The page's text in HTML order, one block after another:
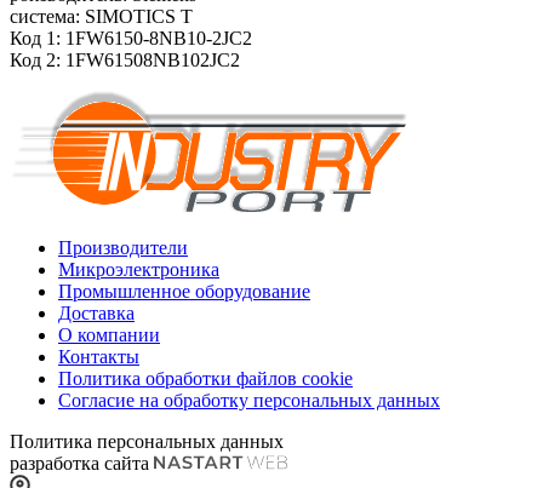
система: SIMOTICS T
Код 1: 1FW6150-8NB10-2JC2
Код 2: 1FW61508NB102JC2
Производители
Микроэлектроника
Промышленное оборудование
Доставка
О компании
Контакты
Политика обработки файлов cookie
Согласие на обработку персональных данных
Политика персональных данных
разработка сайта